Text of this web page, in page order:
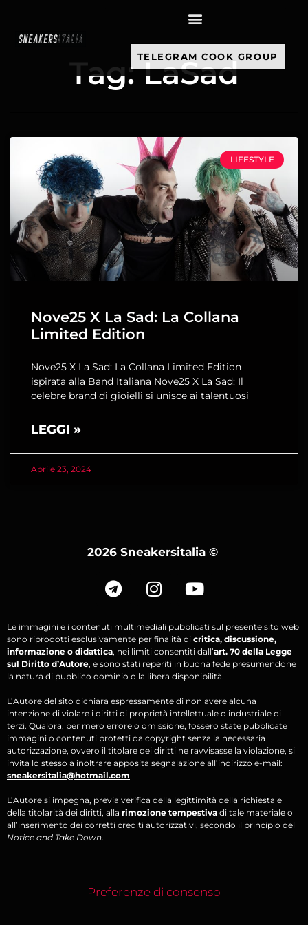
TELEGRAM COOK GROUP
Tag: LaSad
LIFESTYLE
Nove25 X La Sad: La Collana
Limited Edition
Nove25 X La Sad: La Collana Limited Edition
ispirata alla Band Italiana Nove25 X La Sad: Il
celebre brand di gioielli si unisce ai talentuosi
LEGGI »
Aprile 23, 2024
2026 Sneakersitalia ©
Le immagini e i contenuti multimediali pubblicati sul presente sito web
sono riprodotti esclusivamente per finalità di critica, discussione,
informazione o didattica, nei limiti consentiti dall’art. 70 della Legge
sul Diritto d’Autore, e sono stati reperiti in buona fede presumendone
la natura di pubblico dominio o la libera disponibilità.
L’Autore del sito dichiara espressamente di non avere alcuna
intenzione di violare i diritti di proprietà intellettuale o industriale di
terzi. Qualora, per mero errore o omissione, fossero state pubblicate
immagini o contenuti protetti da copyright senza la necessaria
autorizzazione, ovvero il titolare dei diritti ne ravvisasse la violazione, si
invita lo stesso a inoltrare apposita segnalazione all’indirizzo e-mail:
sneakersitalia@hotmail.com
L’Autore si impegna, previa verifica della legittimità della richiesta e
della titolarità dei diritti, alla rimozione tempestiva di tale materiale o
all’inserimento dei corretti crediti autorizzativi, secondo il principio del
Notice and Take Down.
Preferenze di consenso